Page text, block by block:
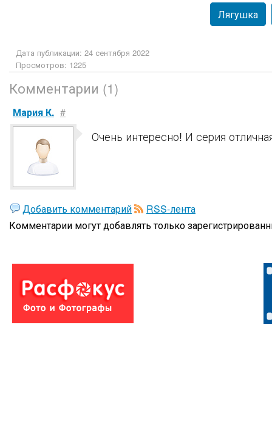
Лягушка
Дата публикации: 24 сентября 2022
Просмотров: 1225
Комментарии (1)
Мария К. #
Очень интересно! И серия
Добавить комментарий
RSS-лента
Комментарии могут добавлять только